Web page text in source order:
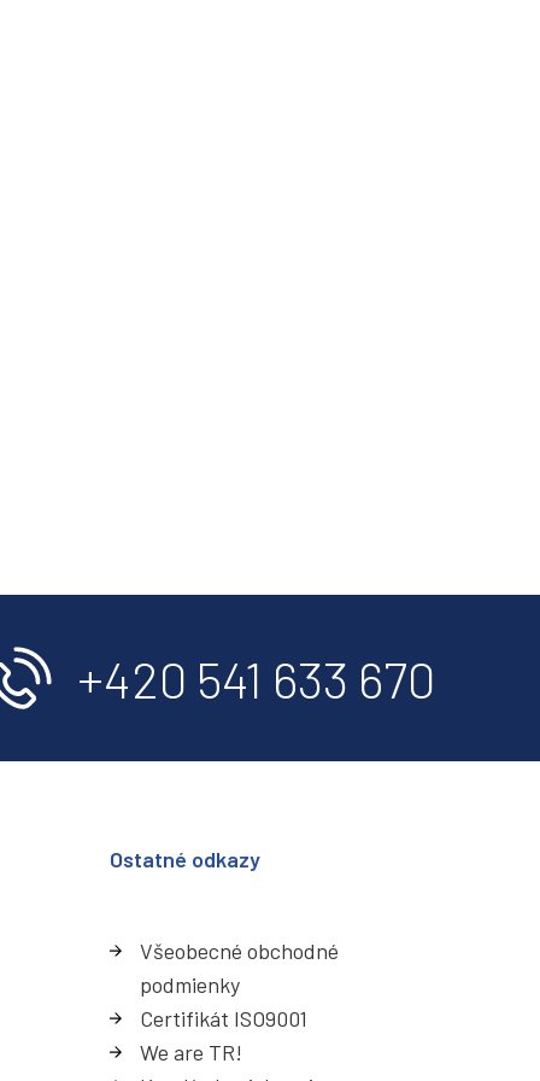
+420 541 633 670
Ostatné odkazy
Všeobecné obchodné
podmienky
Certifikát ISO9001
We are TR!